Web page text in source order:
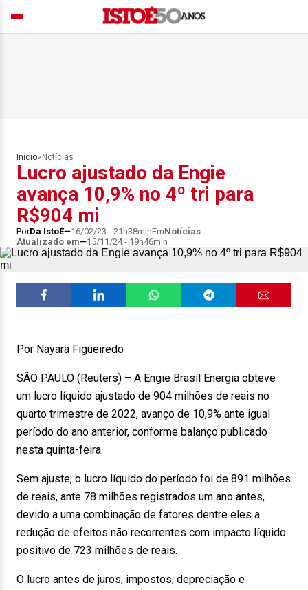
Início> Notícias
Lucro ajustado da Engie
avança 10,9% no 4º tri para
R$904 mi
PorDa IstoÉ 16/02/23 - 21h38minEmNotícias
Atualizado em
15/11/24 - 19h46min
Por Nayara Figueiredo
SÃO PAULO (Reuters) – A Engie Brasil Energia obteve
um lucro líquido ajustado de 904 milhões de reais no
quarto trimestre de 2022, avanço de 10,9% ante igual
período do ano anterior, conforme balanço publicado
nesta quinta-feira.
Sem ajuste, o lucro líquido do período foi de 891 milhões
de reais, ante 78 milhões registrados um ano antes,
devido a uma combinação de fatores dentre eles a
redução de efeitos não recorrentes com impacto líquido
positivo de 723 milhões de reais.
O lucro antes de juros, impostos, depreciação e